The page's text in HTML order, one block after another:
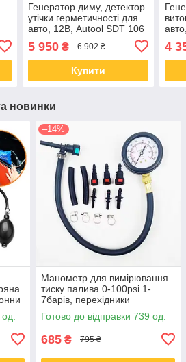
Генератор диму, детектор
утічки герметичності для
авто, 12В, Autool SDT 106
5 950₴ 6 902 ₴
Купити
4
новинки
–14%
Манометр для вимірювання
тиску палива 0-100psi 1-
7барів, перехідники
Готово до відправки 739 од.
685 ₴ 795 ₴